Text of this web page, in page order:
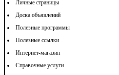
Личные страницы
Доска объявлений
Полезные программы
Полезные ссылки
Интернет-магазин
Справочные услуги